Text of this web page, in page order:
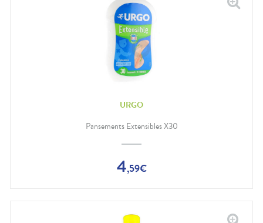
URGO
Pansements Extensibles X30
4,59€